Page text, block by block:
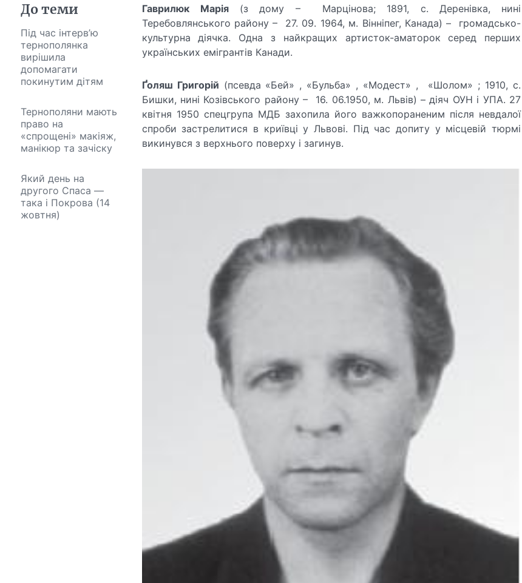
До теми
Під час інтерв’ю
тернополянка
вирішила
допомагати
покинутим дітям
Тернополяни мають
право на
«спрощені» макіяж,
манікюр та зачіску
Який день на
другого Спаса —
така і Покрова (14
жовтня)
Гаврилюк Марія(з дому – Марцінова; 1891, с. Деренівка, нині
Теребовлянського району – 27. 09. 1964, м. Вінніпег, Канада) – громадсько-
культурна діячка. Одна з найкращих артисток-аматорок серед перших
українських емігрантів Канади.
Ґоляш Григорій (псевда «Бей» , «Бульба» , «Модест» , «Шолом» ; 1910, с.
Бишки, нині Козівського району – 16. 06.1950, м. Львів) – діяч ОУН і УПА. 27
квітня 1950 спецгрупа МДБ захопила його важкопораненим після невдалої
спроби застрелитися в криївці у Львові. Під час допиту у місцевій тюрмі
викинувся з верхнього поверху і загинув.